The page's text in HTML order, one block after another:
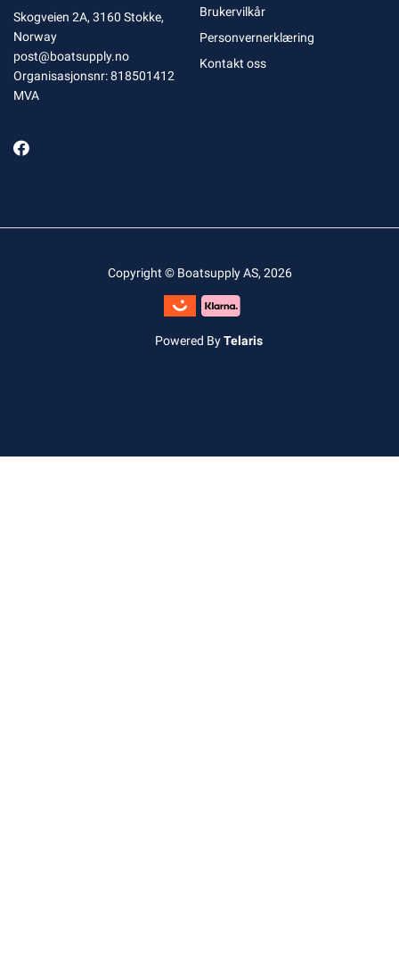
Skogveien 2A, 3160 Stokke,
Norway
post@boatsupply.no
Organisasjonsnr: 818501412
MVA
Brukervilkår
Personvernerklæring
Kontakt oss
Copyright © Boatsupply AS, 2026
Powered ByTelaris